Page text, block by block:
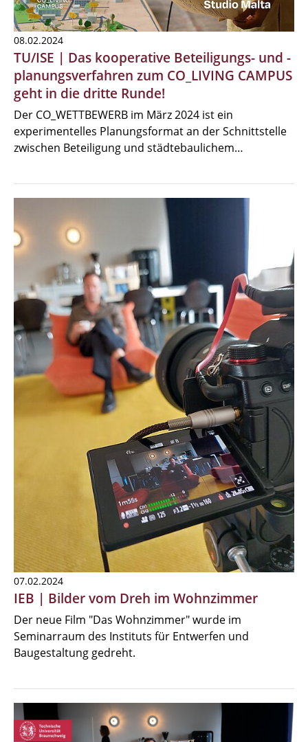
08.02.2024
TU/ISE | Das kooperative Beteiligungs- und -
planungsverfahren zum CO_LIVING CAMPUS
geht in die dritte Runde!
Der CO_WETTBEWERB im März 2024 ist ein
experimentelles Planungsformat an der Schnittstelle
zwischen Beteiligung und städtebaulichem…
07.02.2024
IEB | Bilder vom Dreh im Wohnzimmer
Der neue Film "Das Wohnzimmer" wurde im
Seminarraum des Instituts für Entwerfen und
Baugestaltung gedreht.